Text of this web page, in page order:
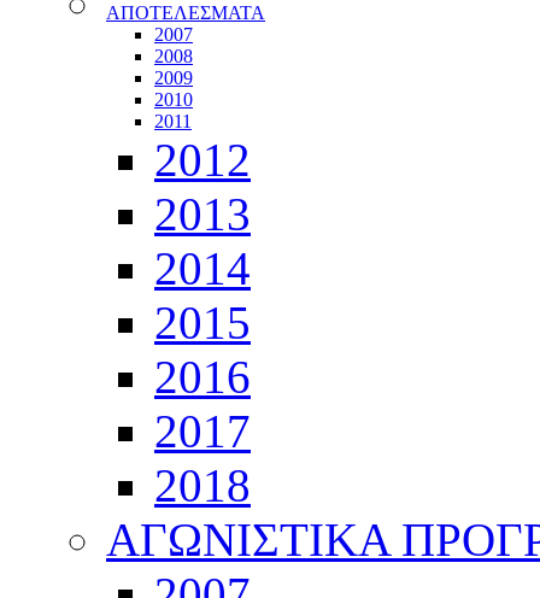
ΑΠΟΤΕΛΕΣΜΑΤΑ
2007
2008
2009
2010
2011
2012
2013
2014
2015
2016
2017
2018
ΑΓΩΝΙΣΤΙΚΑ